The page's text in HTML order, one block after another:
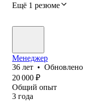
Ещё 1 резюме
Менеджер
36 лет • Обновлено
20 000 ₽
Общий опыт
3 года